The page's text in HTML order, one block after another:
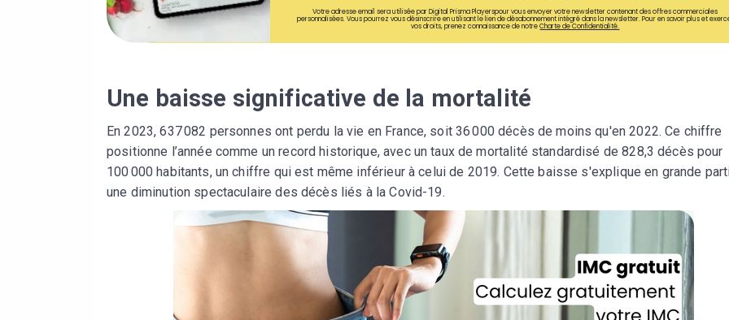
Votre adresse email sera utilisée par Digital Prisma Playerspour vous envoyer votre newsletter contenant des offres commerciales
personnalisées. Vous pourrez vous désinscrire en utilisant le lien de désabonnement intégré dans la newsletter. Pour en savoir plus et
vos droits, prenez connaissance de notreCharte de Confidentialité.
Une baisse significative de la mortalité
En 2023, 637 082 personnes ont perdu la vie en France, soit 36 000 décès de moins qu'en 2022. Ce chiffre
positionne l’année comme un record historique, avec un taux de mortalité standardisé de 828,3 décès pour
100 000 habitants, un chiffre qui est même inférieur à celui de 2019. Cette baisse s'explique en grande
une diminution spectaculaire des décès liés à la Covid-19.
Recevez gratuitement
recettes inédites de
!
Ainsi que la newsletter